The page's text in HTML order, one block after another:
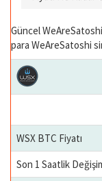
Güncel
para WeAreSatoshi
WSX BTC Fiyatı
Son 1 Saatlik